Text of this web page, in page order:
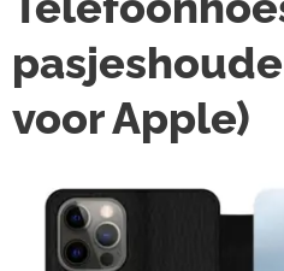
voor Apple)